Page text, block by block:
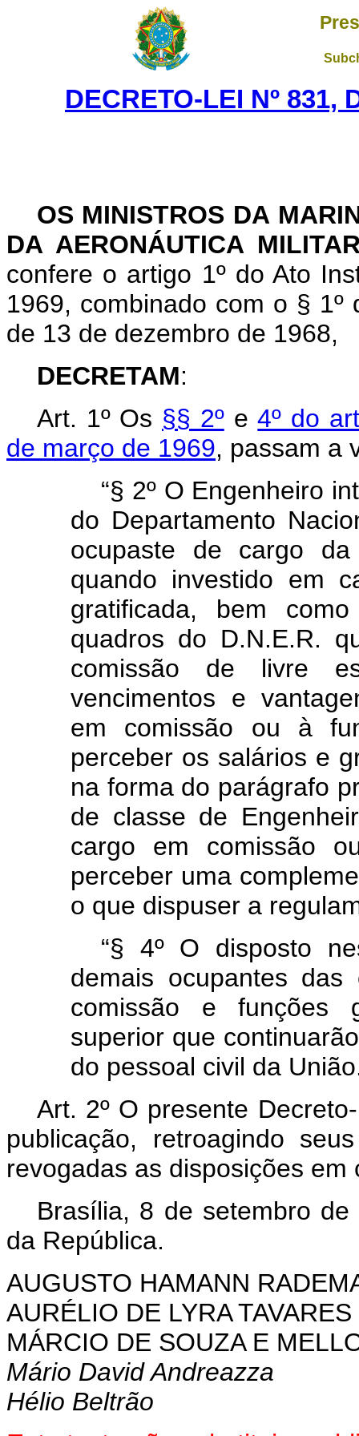
DECRETO-LEI Nº 831,
OS MINISTROS DA
DA AERONÁUTICA
confere o artigo 1º do Ato
1969, combinado com o § 1º
de 13 de dezembro de 1968,
DECRETAM:
Art. 1º Os §§ 2ºe4º do
de março de 1969, passam a
“§ 2º O Engenheiro
do Departamento
ocupaste de cargo
quando investido em
gratificada, bem
quadros do D.N.E.R.
comissão de livre
vencimentos e
em comissão ou à
perceber os salários e
na forma do parágrafo
de classe de
cargo em comissão
perceber uma
o que dispuser a
“§ 4º O disposto
demais ocupantes
comissão e funções
superior que
do pessoal civil da
Art. 2º O presente
publicação, retroagindo
revogadas as disposições em
Brasília, 8 de setembro
da República.
AUGUSTO HAMANN
AURÉLIO DE LYRA TAVARES
MÁRCIO DE SOUZA E
Mário David Andreazza
Hélio Beltrão